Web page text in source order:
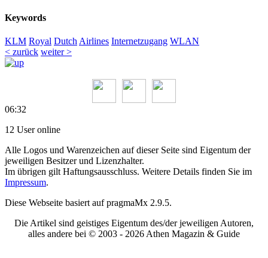
Keywords
KLM Royal Dutch Airlines Internetzugang WLAN
< zurück weiter >
06:32
12 User online
Alle Logos und Warenzeichen auf dieser Seite sind Eigentum der
jeweiligen Besitzer und Lizenzhalter.
Im übrigen gilt Haftungsausschluss. Weitere Details finden Sie im
Impressum.
Diese Webseite basiert auf pragmaMx 2.9.5.
Die Artikel sind geistiges Eigentum des/der jeweiligen Autoren,
alles andere bei © 2003 - 2026 Athen Magazin & Guide